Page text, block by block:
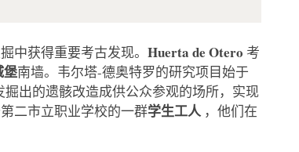
中获得重要考古发现。 Huerta de Otero 考
堡南墙。韦尔塔-德奥特罗的研究项目始于
出的遗骸改造成供公众参观的场所，实现
二市立职业学校的一群学生工人 ，他们在